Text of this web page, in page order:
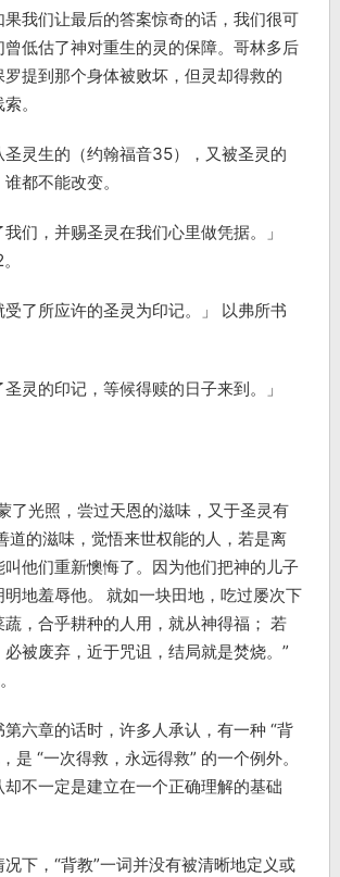
我们让最后的答案惊奇的话，我们很可
低估了神对重生的灵的保障。哥林多后
提到那个身体被败坏，但灵却得救的
。
圣灵生的（约翰福音35），又被圣灵的
都不能改变。
我们，并赐圣灵在我们心里做凭据。」
受了所应许的圣灵为印记。」 以弗所书
圣灵的印记，等候得赎的日子来到。」
了光照，尝过天恩的滋味，又于圣灵有
道的滋味，觉悟来世权能的人， 若是离
他们重新懊悔了。因为他们把神的儿子
地羞辱他。
就如一块田地，吃过屡次下
，合乎耕种的人用，就从神得福； 若
被废弃，近于咒诅，结局就是焚烧。”
六章的话时，许多人承认，有一种 “背
是 “一次得救，永远得救” 的一个例外。
不一定是建立在一个正确理解的基础
下，“背教”一词并没有被清晰地定义或